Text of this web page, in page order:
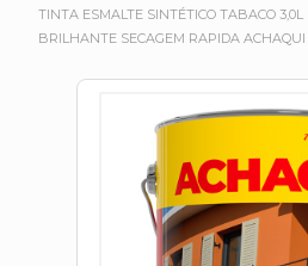
TINTA ESMALTE SINTÉTICO TABACO 3,0L
BRILHANTE SECAGEM RAPIDA ACHAQUI